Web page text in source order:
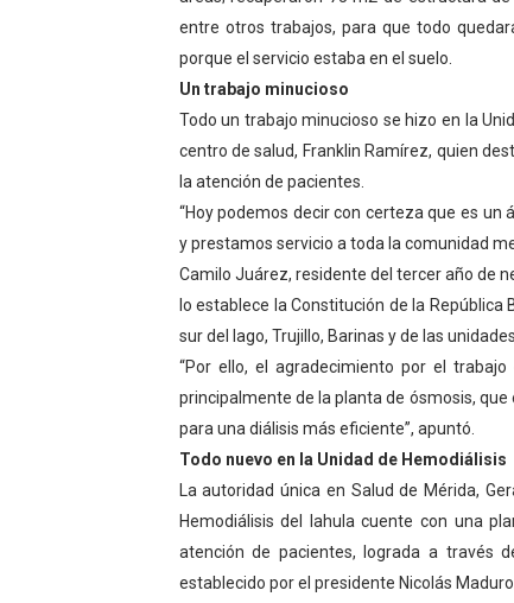
El Lactario del Iahula
Plan Vacacional
Inicia el plan vacacional
entre otros trabajos, para que todo
porque el servicio estaba en el suelo.
Un trabajo minucioso
Todo un trabajo minucioso se hizo en la
centro de salud, Franklin Ramírez, quien
la atención de pacientes.
“Hoy podemos decir con certeza que es
y prestamos servicio a toda la comunidad
Camilo Juárez, residente del tercer año de
lo establece la Constitución de la República
sur del lago, Trujillo, Barinas y de las
“Por ello, el agradecimiento por el
principalmente de la planta de ósmosis,
para una diálisis más eficiente”, apuntó.
Todo nuevo en la Unidad de Hemodiálisis
La autoridad única en Salud de Mérida,
Hemodiálisis del Iahula cuente con una
atención de pacientes, lograda a través
establecido por el presidente Nicolás